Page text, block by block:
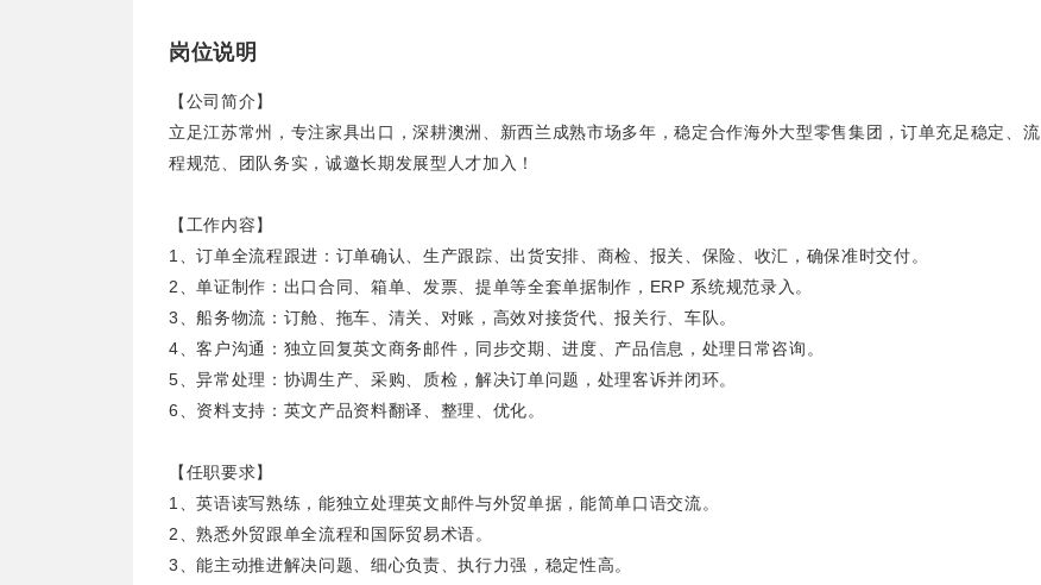
岗位说明
【公司简介】
立足江苏常州，专注家具出口，深耕澳洲、新西兰成熟市场多年，稳定合作海外大型零售集团，订单充足稳定、流
程规范、团队务实，诚邀长期发展型人才加入！
【工作内容】
1、订单全流程跟进：订单确认、生产跟踪、出货安排、商检、报关、保险、收汇，确保准时交付。
2、单证制作：出口合同、箱单、发票、提单等全套单据制作，ERP 系统规范录入。
3、船务物流：订舱、拖车、清关、对账，高效对接货代、报关行、车队。
4、客户沟通：独立回复英文商务邮件，同步交期、进度、产品信息，处理日常咨询。
5、异常处理：协调生产、采购、质检，解决订单问题，处理客诉并闭环。
6、资料支持：英文产品资料翻译、整理、优化。
【任职要求】
1、英语读写熟练，能独立处理英文邮件与外贸单据，能简单口语交流。
2、熟悉外贸跟单全流程和国际贸易术语。
3、能主动推进解决问题、细心负责、执行力强，稳定性高。